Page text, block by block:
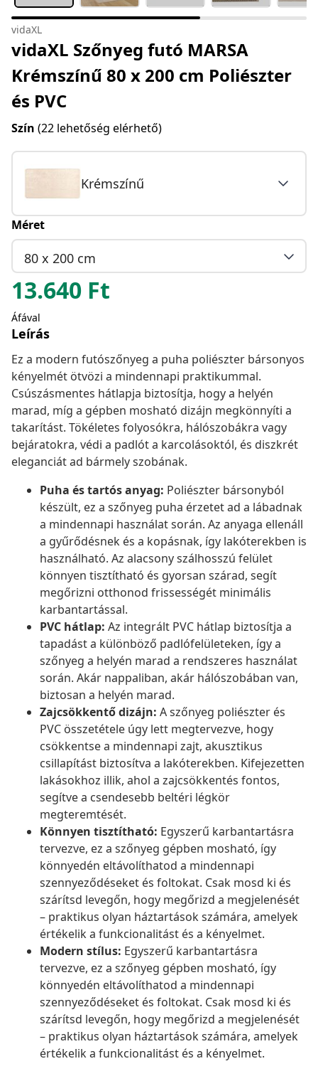
vidaXL
vidaXL Szőnyeg futó MARSA
Krémszínű 80 x 200 cm Poliészter
és PVC
Szín (22 lehetőség elérhető)
Krémszínű
Méret
80 x 200 cm
13.640 Ft
Áfával
Leírás
Ez a modern futószőnyeg a puha poliészter bársonyos
kényelmét ötvözi a mindennapi praktikummal.
Csúszásmentes hátlapja biztosítja, hogy a helyén
marad, míg a gépben mosható dizájn megkönnyíti a
takarítást. Tökéletes folyosókra, hálószobákra vagy
bejáratokra, védi a padlót a karcolásoktól, és diszkrét
eleganciát ad bármely szobának.
Puha és tartós anyag: Poliészter bársonyból
készült, ez a szőnyeg puha érzetet ad a lábadnak
a mindennapi használat során. Az anyaga ellenáll
a gyűrődésnek és a kopásnak, így lakóterekben is
használható. Az alacsony szálhosszú felület
könnyen tisztítható és gyorsan szárad, segít
megőrizni otthonod frissességét minimális
karbantartással.
PVC hátlap: Az integrált PVC hátlap biztosítja a
tapadást a különböző padlófelületeken, így a
szőnyeg a helyén marad a rendszeres használat
során. Akár nappaliban, akár hálószobában van,
biztosan a helyén marad.
Zajcsökkentő dizájn: A szőnyeg poliészter és
PVC összetétele úgy lett megtervezve, hogy
csökkentse a mindennapi zajt, akusztikus
csillapítást biztosítva a lakóterekben. Kifejezetten
lakásokhoz illik, ahol a zajcsökkentés fontos,
segítve a csendesebb beltéri légkör
megteremtését.
Könnyen tisztítható: Egyszerű karbantartásra
tervezve, ez a szőnyeg gépben mosható, így
könnyedén eltávolíthatod a mindennapi
szennyeződéseket és foltokat. Csak mosd ki és
szárítsd levegőn, hogy megőrizd a megjelenését
– praktikus olyan háztartások számára, amelyek
értékelik a funkcionalitást és a kényelmet.
Modern stílus: Egyszerű karbantartásra
tervezve, ez a szőnyeg gépben mosható, így
könnyedén eltávolíthatod a mindennapi
szennyeződéseket és foltokat. Csak mosd ki és
szárítsd levegőn, hogy megőrizd a megjelenését
– praktikus olyan háztartások számára, amelyek
értékelik a funkcionalitást és a kényelmet.